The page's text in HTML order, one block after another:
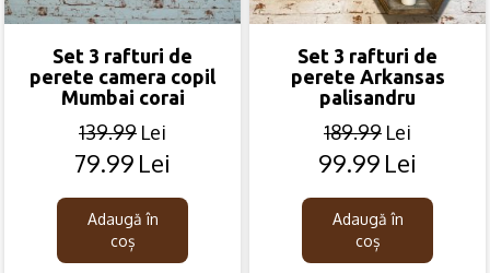
Set 3 rafturi de
perete camera copil
Mumbai corai
139.99 Lei
Original
was:
139.99lei.
79.99 Lei
Current
is:
79.99lei.
Adaugă în
coș
Set 3 rafturi de
perete Arkansas
palisandru
189.99 Lei
Original
was:
189.99lei.
99.99 Lei
Current
is:
99.99lei.
Adaugă în
coș